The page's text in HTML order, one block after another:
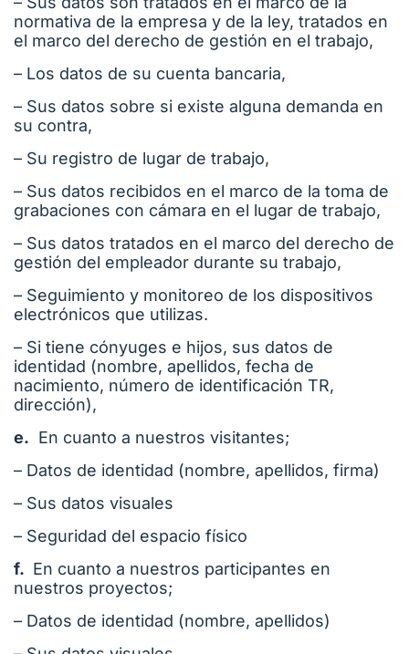
normativa de la empresa y de la ley, tratados en
el marco del derecho de gestión en el trabajo,
– Los datos de su cuenta bancaria,
– Sus datos sobre si existe alguna demanda en
su contra,
– Su registro de lugar de trabajo,
– Sus datos recibidos en el marco de la toma de
grabaciones con cámara en el lugar de trabajo,
– Sus datos tratados en el marco del derecho de
gestión del empleador durante su trabajo,
– Seguimiento y monitoreo de los dispositivos
electrónicos que utilizas.
– Si tiene cónyuges e hijos, sus datos de
identidad (nombre, apellidos, fecha de
nacimiento, número de identificación TR,
dirección),
e. En cuanto a nuestros visitantes;
– Datos de identidad (nombre, apellidos, firma)
– Sus datos visuales
– Seguridad del espacio físico
f. En cuanto a nuestros participantes en
nuestros proyectos;
– Datos de identidad (nombre, apellidos)